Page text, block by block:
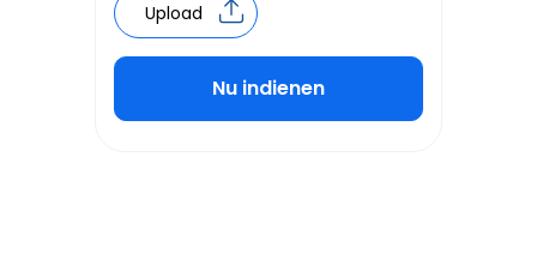
Upload
Nu indienen